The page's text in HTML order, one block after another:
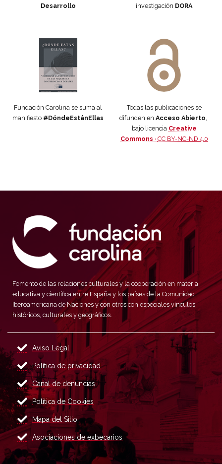
Desarrollo
investigación DORA
Fundación Carolina se suma al
manifiesto #DóndeEstánEllas
Todas las publicaciones se
difunden en Acceso Abierto
bajo licencia Creative
Commons · CC BY-NC-ND 4.0
Fomento de las relaciones culturales y la cooperación en materia
educativa y científica entre España y los países de la Comunidad
Iberoamericana de Naciones y con otros con especiales vínculos
históricos, culturales y geográficos.
Aviso Legal
Política de privacidad
Canal de denuncias
Política de Cookies
Mapa del Sitio
Asociaciones de exbecarios